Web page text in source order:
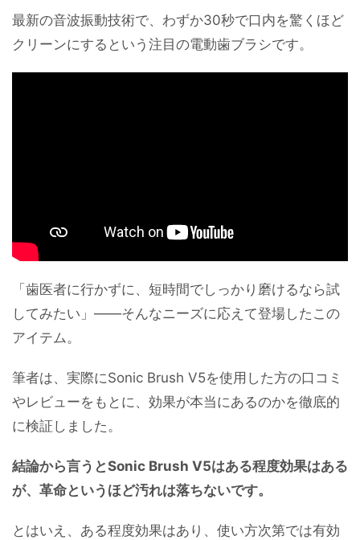
最新の音波振動技術で、わずか30秒で口内を驚くほど
クリーンにするという注目の電動歯ブラシです。
「歯医者に行かずに、短時間でしっかり磨けるなら試
してみたい」——そんなニーズに応えて登場したこの
アイテム。
筆者は、実際にSonic Brush V5を使用した方の口コミ
やレビューをもとに、効果が本当にあるのかを徹底的
に検証しました。
結論から言うとSonic Brush V5はある程度効果はある
が、革命というほど汚れは落ちないです。
とはいえ、ある程度効果はあり、使い方次第では有効